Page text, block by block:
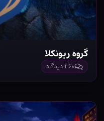
گروه ریونکلا
۴۶۰ دیدگاه